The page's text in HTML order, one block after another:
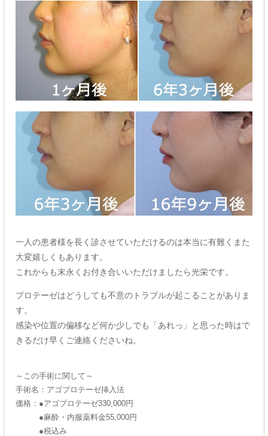
一人の患者様を長く診させていただけるのは本当に有難くまた
大変嬉しくもあります。
これからも末永くお付き合いいただけましたら光栄です。
プロテーゼはどうしても不意のトラブルが起こることがありま
す。
感染や位置の偏移など何か少しでも「あれっ」と思った時はで
きるだけ早くご連絡くださいね。
～この手術に関して～
手術名：アゴプロテーゼ挿入法
価格：●アゴプロテーゼ330,000円
●麻酔・内服薬料金55,000円
●税込み